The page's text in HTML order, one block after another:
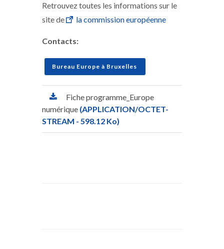
Retrouvez toutes les informations sur le
site de
la commission européenne
Contacts:
Bureau Europe à Bruxelles
Fiche programme_Europe
numérique (APPLICATION/OCTET-
STREAM - 598.12 Ko)